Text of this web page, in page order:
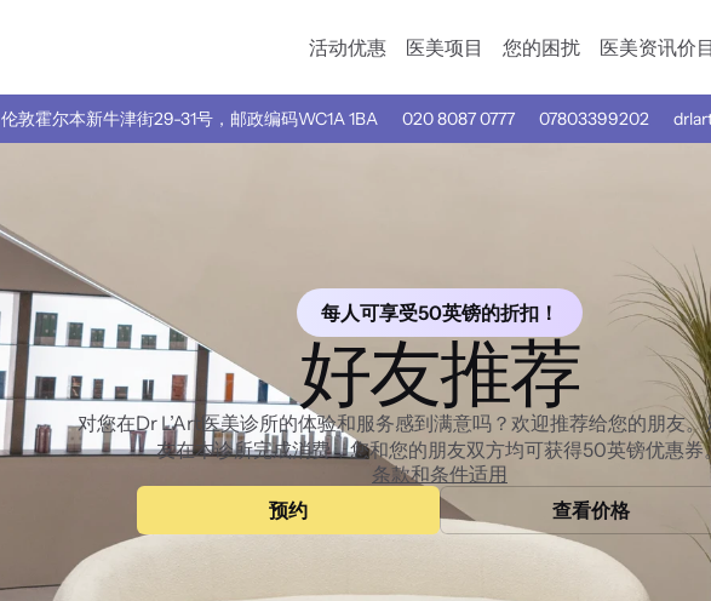
活动优惠 医美项目 您的困扰 医美资讯价
伦敦霍尔本新牛津街29-31号，邮政编码WC1A 1BA 020 8087 0777 07803399202
每人可享受50英镑的折扣！
好友推荐
对您在Dr L’Art医美诊所的体验和服务感到满意吗？欢迎推荐给您的朋友
友在本诊所完成消费，您和您的朋友双方均可获得50英镑优惠券
条款和条件适用
预约
查看价格